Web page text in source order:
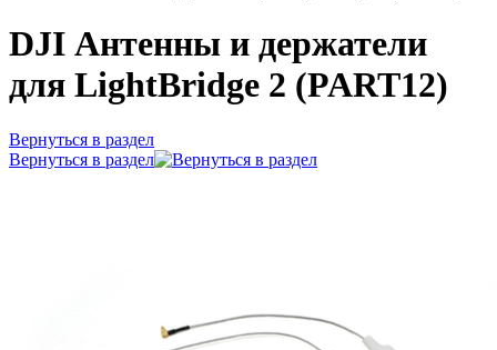
DJI Антенны и держатели
для LightBridge 2 (PART12)
Вернуться в раздел
Вернуться в раздел